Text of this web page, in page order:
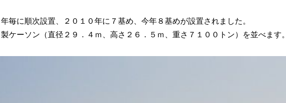
毎に順次設置、２０１０年に７基め、今年８基めが設置されました。
ケーソン（直径２９．４ｍ、高さ２６．５ｍ、重さ７１００トン）を並べます。